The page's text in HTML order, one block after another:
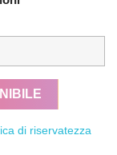
di riservatezza